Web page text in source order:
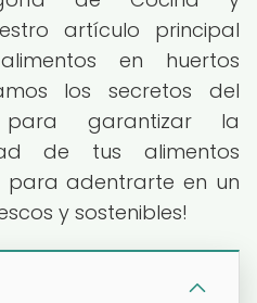
artículo principal
en huertos
los secretos del
garantizar la
de tus alimentos
para adentrarte en un
y sostenibles!